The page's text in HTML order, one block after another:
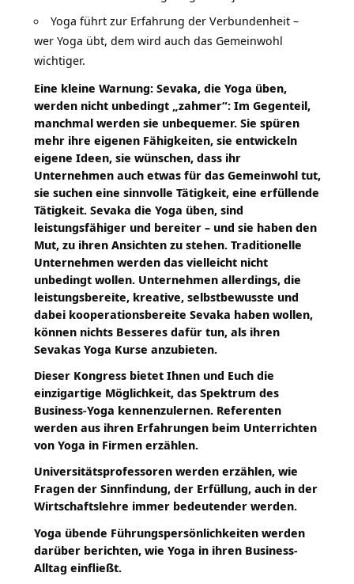
Yoga führt zur Erfahrung der Verbundenheit –
wer Yoga übt, dem wird auch das Gemeinwohl
wichtiger.
Eine kleine Warnung: Sevaka, die Yoga üben,
werden nicht unbedingt „zahmer“: Im Gegenteil,
manchmal werden sie unbequemer. Sie spüren
mehr ihre eigenen Fähigkeiten, sie entwickeln
eigene Ideen, sie wünschen, dass ihr
Unternehmen auch etwas für das Gemeinwohl tut,
sie suchen eine sinnvolle Tätigkeit, eine erfüllende
Tätigkeit. Sevaka die Yoga üben, sind
leistungsfähiger und bereiter – und sie haben den
Mut, zu ihren Ansichten zu stehen. Traditionelle
Unternehmen werden das vielleicht nicht
unbedingt wollen. Unternehmen allerdings, die
leistungsbereite, kreative, selbstbewusste und
dabei kooperationsbereite Sevaka haben wollen,
können nichts Besseres dafür tun, als ihren
Sevakas Yoga Kurse anzubieten.
Dieser Kongress bietet Ihnen und Euch die
einzigartige Möglichkeit, das Spektrum des
Business-Yoga kennenzulernen. Referenten
werden aus ihren Erfahrungen beim Unterrichten
von Yoga in Firmen erzählen.
Universitätsprofessoren werden erzählen, wie
Fragen der Sinnfindung, der Erfüllung, auch in der
Wirtschaftslehre immer bedeutender werden.
Yoga übende Führungspersönlichkeiten werden
darüber berichten, wie Yoga in ihren Business-
Alltag einfließt.